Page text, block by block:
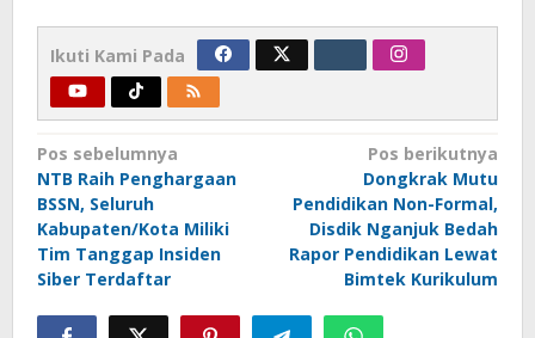
Ikuti Kami Pada
Navigasi
pos
Pos sebelumnya
NTB Raih Penghargaan
BSSN, Seluruh
Kabupaten/Kota Miliki
Tim Tanggap Insiden
Siber Terdaftar
Pos berikutnya
Dongkrak Mutu
Pendidikan Non-Formal,
Disdik Nganjuk Bedah
Rapor Pendidikan Lewat
Bimtek Kurikulum